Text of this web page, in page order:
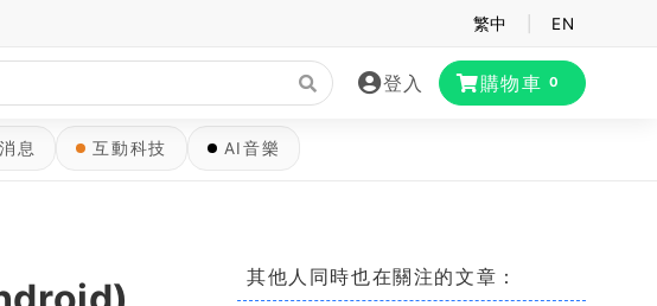
繁中 EN
登入 購物車 0
息 互動科技 AI音樂
其他人同時也在關注的文章：